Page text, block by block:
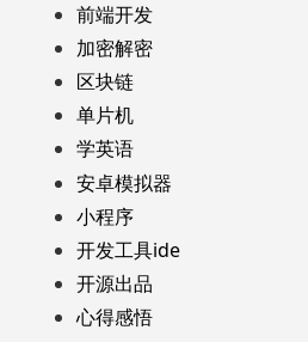
前端开发
加密解密
区块链
单片机
学英语
安卓模拟器
小程序
开发工具ide
开源出品
心得感悟